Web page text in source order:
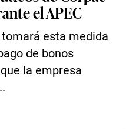
el APEC
esta medida
de bonos
la empresa